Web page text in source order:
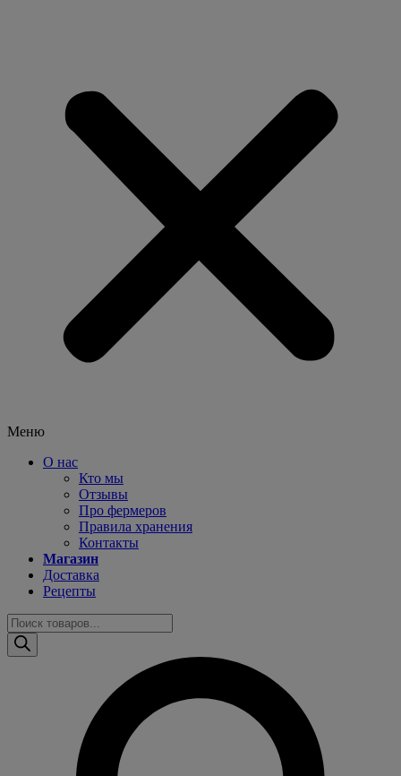
Меню
О нас
Кто мы
Отзывы
Про фермеров
Правила хранения
Контакты
Магазин
Доставка
Рецепты
Поиск
товаров